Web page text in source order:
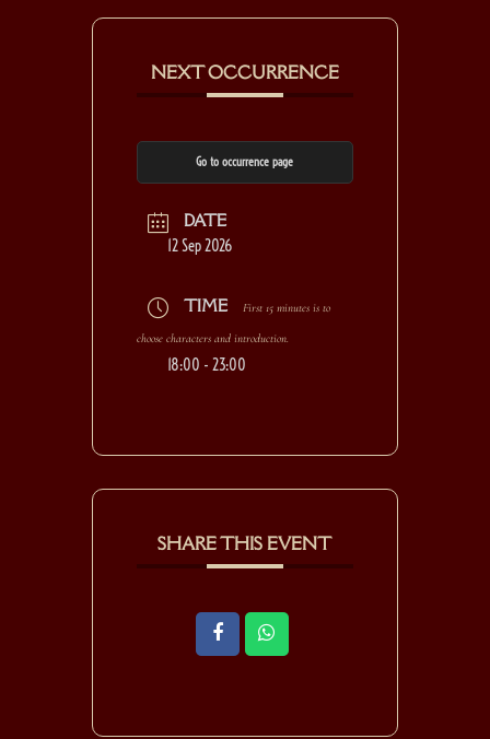
NEXT OCCURRENCE
Go to occurrence page
DATE
12 Sep 2026
TIME First 15 minutes is to
choose characters and introduction.
18:00 - 23:00
SHARE THIS EVENT